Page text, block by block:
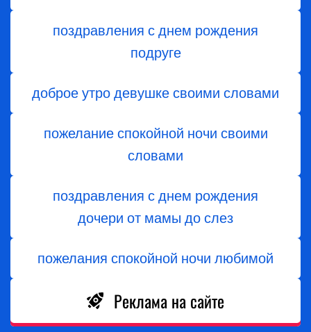
поздравления с днем рождения
подруге
доброе утро девушке своими словами
пожелание спокойной ночи своими
словами
поздравления с днем ​​рождения
дочери от мамы до слез
пожелания спокойной ночи любимой
Реклама на сайте